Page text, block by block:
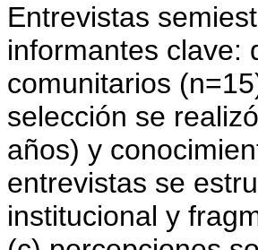
Entrevistas
informantes clave:
comunitarios
selección se
años) y
entrevistas se
institucional y